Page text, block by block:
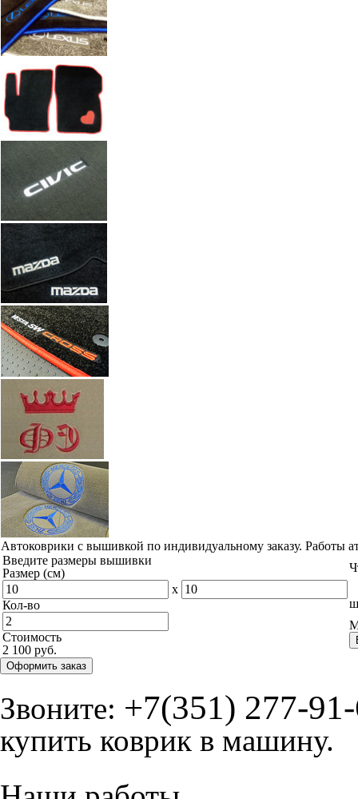
Автоковрики с вышивкой по индивидуальному заказу. Работы
Введите размеры вышивки
Размер (см)
x
Кол-во
Стоимость
2 100 руб.
Оформить заказ
Звоните: +7(351) 277-
купить коврик в машину.